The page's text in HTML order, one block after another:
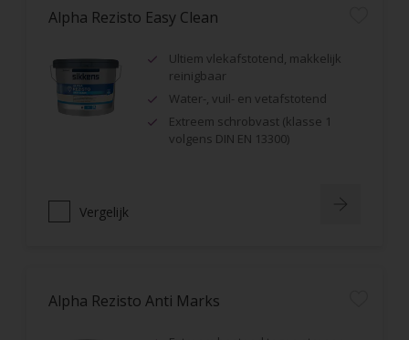
Alpha Rezisto Easy Clean
Ultiem vlekafstotend, makkelijk
reinigbaar
Water-, vuil- en vetafstotend
Extreem schrobvast (klasse 1
volgens DIN EN 13300)
Vergelijk
Alpha Rezisto Anti Marks